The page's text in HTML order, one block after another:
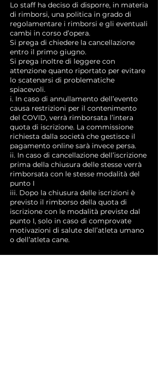
Lo staff ha deciso di disporre, in materia
di rimborsi, una politica in grado di
regolamentare i rimborsi e gli eventuali
cambi in corso d’opera.
Si prega di chiedere la cancellazione
entro il primo giugno.
Si prega inoltre di leggere con
attenzione quanto riportato per evitare
lo scatenarsi di problematiche
spiacevoli.
i. In caso di annullamento dell’evento
causa restrizioni per il contenimento
del COVID, verrà rimborsata l’intera
quota di iscrizione. La commissione
richiesta dalla società che gestisce il
pagamento online sarà invece persa.
ii. In caso di cancellazione dell’iscrizione
prima della chiusura delle stesse verrà
rimborsata con le stesse modalità del
punto I
iii. Dopo la chiusura delle iscrizioni è
previsto il rimborso della quota di
iscrizione con le modalità previste dal
punto I, solo in caso di comprovate
motivazioni di salute dell’atleta umano